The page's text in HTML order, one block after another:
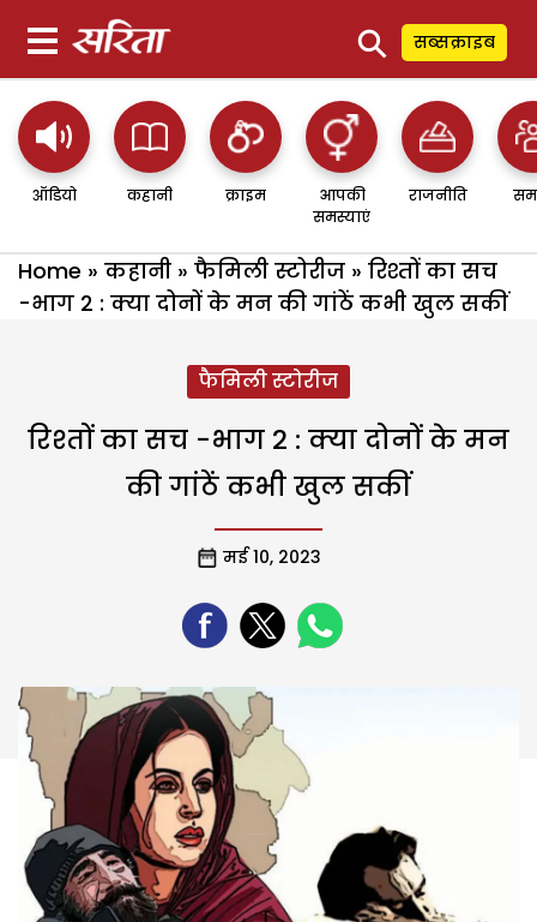
⚲ सब्सक्राइब
ऑडियो कहानी क्राइम
आपकी
समस्याएं
राजनीति
Home » कहानी » फैमिली स्टोरीज » रिश्तों का सच
-भाग 2 : क्या दोनों के मन की गांठें कभी खुल सकीं
फैमिली स्टोरीज
रिश्तों का सच -भाग 2 : क्या दोनों के मन
की गांठें कभी खुल सकीं
मई 10, 2023